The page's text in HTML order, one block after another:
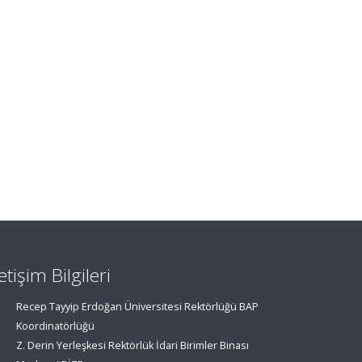
Bilgileri
Recep Tayyip Erdoğan Üniversitesi Rektörlüğü BAP
Koordinatörlüğü
Z. Derin Yerleşkesi Rektörlük İdari Birimler Binası